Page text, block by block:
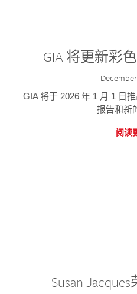
GIA 将更新彩
GIA 将于 2026 年 1 月 1 日
报告和新
阅读
Susan